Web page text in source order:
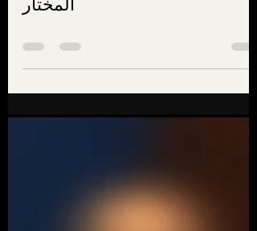
الاعلامي باسل محرز يستضيف
الفنان يوسف شمعون على برنامج
المختار